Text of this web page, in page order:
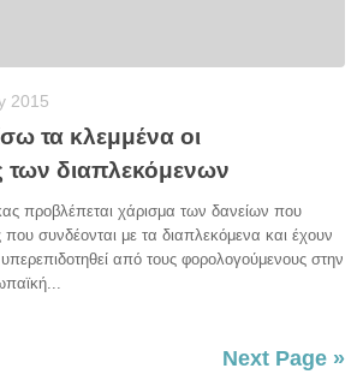
2015
τα κλεμμένα οι
των διαπλεκόμενων
προβλέπεται χάρισμα των δανείων που
που συνδέονται με τα διαπλεκόμενα και έχουν
από τους φορολογούμενους στην
Next Page »